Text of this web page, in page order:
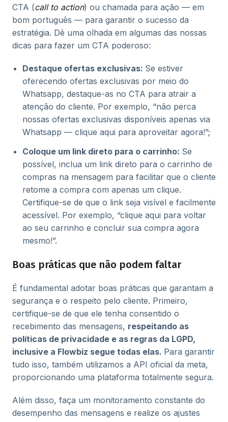
CTA (call to action) ou chamada para ação — em
bom português — para garantir o sucesso da
estratégia. Dê uma olhada em algumas das nossas
dicas para fazer um CTA poderoso:
Destaque ofertas exclusivas: Se estiver
oferecendo ofertas exclusivas por meio do
Whatsapp, destaque-as no CTA para atrair a
atenção do cliente. Por exemplo, “não perca
nossas ofertas exclusivas disponíveis apenas via
Whatsapp — clique aqui para aproveitar agora!”;
Coloque um link direto para o carrinho: Se
possível, inclua um link direto para o carrinho de
compras na mensagem para facilitar que o cliente
retome a compra com apenas um clique.
Certifique-se de que o link seja visível e facilmente
acessível. Por exemplo, “clique aqui para voltar
ao seu carrinho e concluir sua compra agora
mesmo!”.
Boas práticas que não podem faltar
É fundamental adotar boas práticas que garantam a
segurança e o respeito pelo cliente. Primeiro,
certifique-se de que ele tenha consentido o
recebimento das mensagens, respeitando as
políticas de privacidade e as regras da LGPD,
inclusive a Flowbiz segue todas elas. Para garantir
tudo isso, também utilizamos a API oficial da meta,
proporcionando uma plataforma totalmente segura.
Além disso, faça um monitoramento constante do
desempenho das mensagens e realize os ajustes